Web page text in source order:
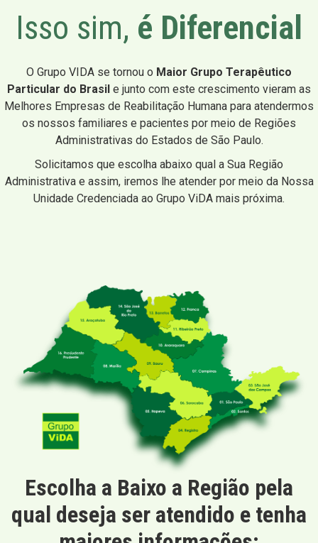
Isso sim, é Diferencial
O Grupo VIDA se tornou o Maior Grupo Terapêutico
Particular do Brasil e junto com este crescimento vieram as
Melhores Empresas de Reabilitação Humana para atendermos
os nossos familiares e pacientes por meio de Regiões
Administrativas do Estados de São Paulo.
Solicitamos que escolha abaixo qual a Sua Região
Administrativa e assim, iremos lhe atender por meio da Nossa
Unidade Credenciada ao Grupo ViDA mais próxima.
Escolha a Baixo a Região pela
qual deseja ser atendido e tenha